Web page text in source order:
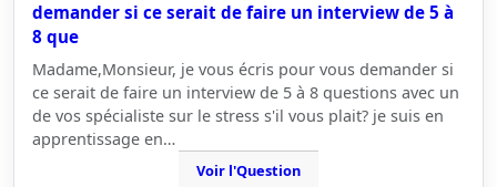
demander si ce serait de faire un interview de 5 à
8 que
Madame,Monsieur, je vous écris pour vous demander si
ce serait de faire un interview de 5 à 8 questions avec un
de vos spécialiste sur le stress s'il vous plait? je suis en
apprentissage en…
Voir l'Question